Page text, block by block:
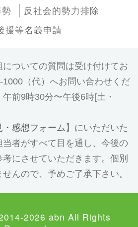
反社会的勢力排除
援等名義申請
についての質問は受け付けてお
1000（代）へお問い合わせくだ
前9時30分〜午後6時[土・
・感想フォーム 】にいただいた
者がすべて目を通し、今後の
にさせていただきます。個別
んので、予めご了承下さい。
2026 abn All Rights